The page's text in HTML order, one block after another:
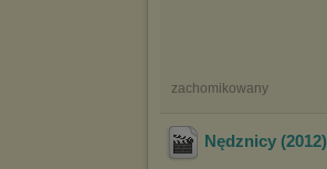
zachomikowany
Nędznicy